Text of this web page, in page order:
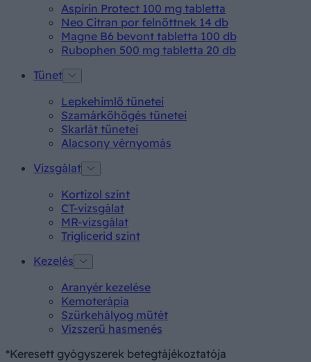
Aspirin Protect 100 mg tabletta
Neo Citran por felnőttnek 14 db
Magne B6 bevont tabletta 100 db
Rubophen 500 mg tabletta 20 db
Tünet
Lepkehimlő tünetei
Szamárköhögés tünetei
Skarlát tünetei
Alacsony vérnyomás
Vizsgálat
Kortizol szint
CT-vizsgálat
MR-vizsgálat
Triglicerid szint
Kezelés
Aranyér kezelése
Kemoterápia
Szürkehályog műtét
Vízszerű hasmenés
*Keresett gyógyszerek betegtájékoztatója